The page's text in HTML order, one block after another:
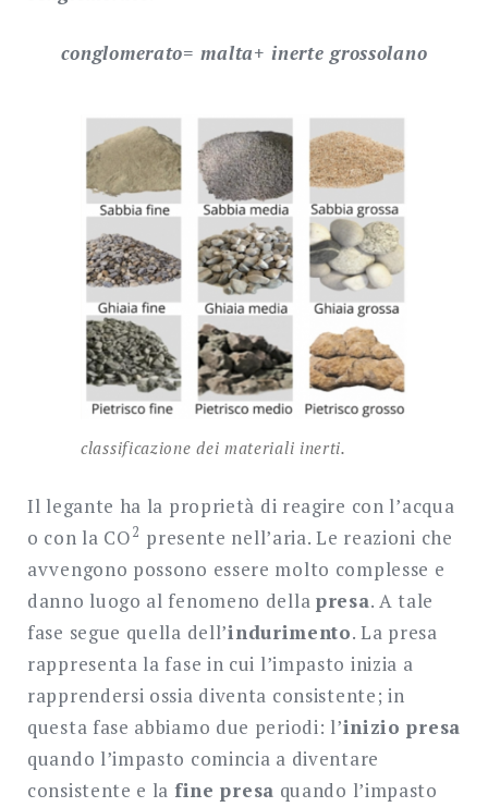
conglomerato= malta+ inerte grossolano
classificazione dei materiali inerti.
Il legante ha la proprietà di reagire con l’acqua
o con la CO2 presente nell’aria. Le reazioni che
avvengono possono essere molto complesse e
danno luogo al fenomeno della presa. A tale
fase segue quella dell’indurimento. La presa
rappresenta la fase in cui l’impasto inizia a
rapprendersi ossia diventa consistente; in
questa fase abbiamo due periodi: l’inizio presa
quando l’impasto comincia a diventare
consistente e la fine presa quando l’impasto